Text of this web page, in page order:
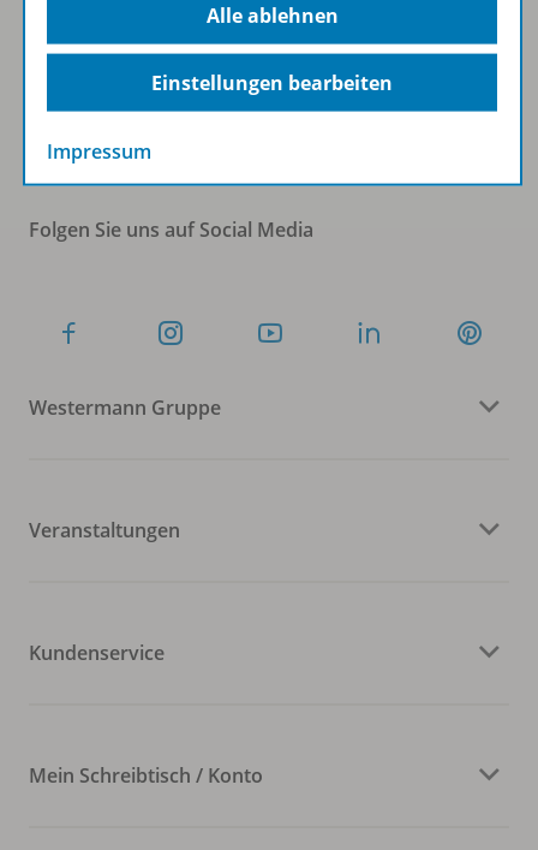
Sofort profitieren
Zum Newsletter anmelden
Folgen Sie uns auf Social Media
Westermann Gruppe
Veranstaltungen
Kundenservice
Mein Schreibtisch / Konto
Alle ablehnen
Einstellungen bearbeiten
Impressum